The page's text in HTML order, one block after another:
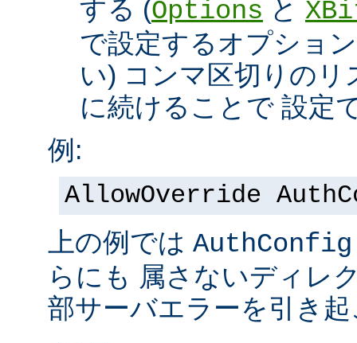
する (Options と
で設定するオプショ
い) コンマ区切りの
に続けることで 設定
例:
AllowOverride
上の例では AuthConfig
らにも 属さないディレ
部サーバエラーを引き